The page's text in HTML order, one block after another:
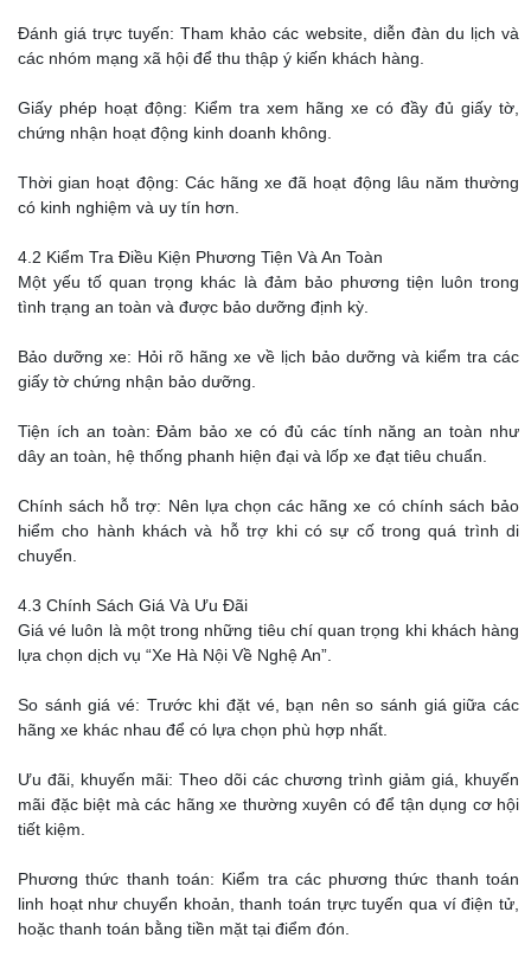
Đánh giá trực tuyến: Tham khảo các website, diễn đàn du lịch và
các nhóm mạng xã hội để thu thập ý kiến khách hàng.
Giấy phép hoạt động: Kiểm tra xem hãng xe có đầy đủ giấy tờ,
chứng nhận hoạt động kinh doanh không.
Thời gian hoạt động: Các hãng xe đã hoạt động lâu năm thường
có kinh nghiệm và uy tín hơn.
4.2 Kiểm Tra Điều Kiện Phương Tiện Và An Toàn
Một yếu tố quan trọng khác là đảm bảo phương tiện luôn trong
tình trạng an toàn và được bảo dưỡng định kỳ.
Bảo dưỡng xe: Hỏi rõ hãng xe về lịch bảo dưỡng và kiểm tra các
giấy tờ chứng nhận bảo dưỡng.
Tiện ích an toàn: Đảm bảo xe có đủ các tính năng an toàn như
dây an toàn, hệ thống phanh hiện đại và lốp xe đạt tiêu chuẩn.
Chính sách hỗ trợ: Nên lựa chọn các hãng xe có chính sách bảo
hiểm cho hành khách và hỗ trợ khi có sự cố trong quá trình di
chuyển.
4.3 Chính Sách Giá Và Ưu Đãi
Giá vé luôn là một trong những tiêu chí quan trọng khi khách hàng
lựa chọn dịch vụ “Xe Hà Nội Về Nghệ An”.
So sánh giá vé: Trước khi đặt vé, bạn nên so sánh giá giữa các
hãng xe khác nhau để có lựa chọn phù hợp nhất.
Ưu đãi, khuyến mãi: Theo dõi các chương trình giảm giá, khuyến
mãi đặc biệt mà các hãng xe thường xuyên có để tận dụng cơ hội
tiết kiệm.
Phương thức thanh toán: Kiểm tra các phương thức thanh toán
linh hoạt như chuyển khoản, thanh toán trực tuyến qua ví điện tử,
hoặc thanh toán bằng tiền mặt tại điểm đón.